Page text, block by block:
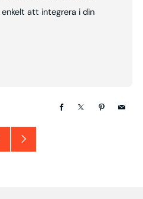
att integrera i din
Facebook
X PinterestEmail
Äldre